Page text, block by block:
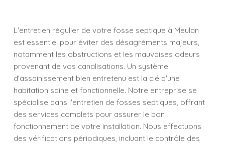
L'entretien régulier de votre fosse septique à Meulan
est essentiel pour éviter des désagréments majeurs,
notamment les obstructions et les mauvaises odeurs
provenant de vos canalisations. Un système
d'assainissement bien entretenu est la clé d'une
habitation saine et fonctionnelle. Notre entreprise se
spécialise dans l'entretien de fosses septiques, offrant
des services complets pour assurer le bon
fonctionnement de votre installation. Nous effectuons
des vérifications périodiques, incluant le contrôle des